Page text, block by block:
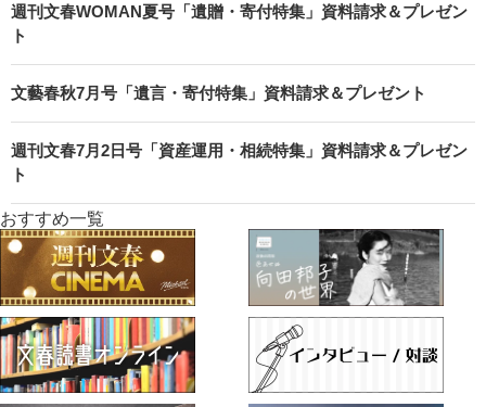
週刊文春WOMAN夏号「遺贈・寄付特集」資料請求＆プレゼン
ト
文藝春秋7月号「遺言・寄付特集」資料請求＆プレゼント
週刊文春7月2日号「資産運用・相続特集」資料請求＆プレゼン
ト
おすすめ一覧